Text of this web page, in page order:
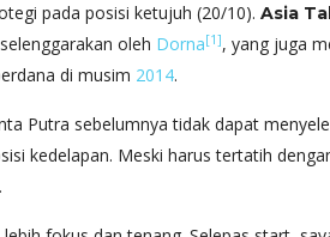
pada posisi ketujuh (20/10). Asia
oleh Dorna[1], yang juga
di musim 2014.
Putra sebelumnya tidak dapat
kedelapan. Meski harus tertatih